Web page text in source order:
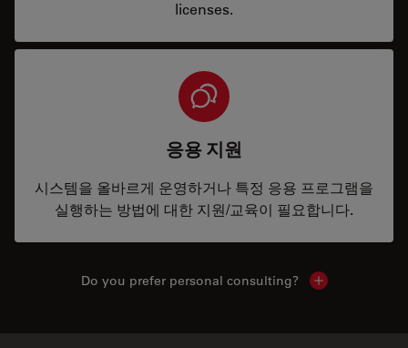
licenses.
응용 지원
시스템을 올바르게 운영하거나 특정 응용 프로그램을
실행하는 방법에 대한 지원/교육이 필요합니다.
Do you prefer personal consulting? Show local